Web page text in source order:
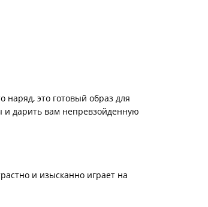
наряд, это готовый образ для
и дарить вам непревзойденную
и изысканно играет на